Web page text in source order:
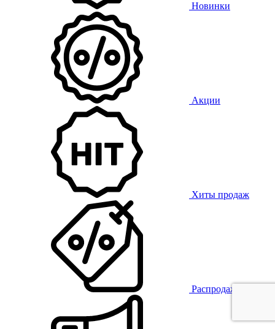
Новинки
Акции
Хиты продаж
Распродажа